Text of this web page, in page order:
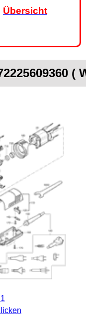
Übersicht
(